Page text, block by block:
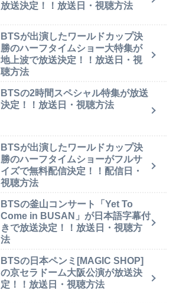
放送決定！！放送日・視聴方法
BTSが出演したワールドカップ決
勝のハーフタイムショー大特集が
地上波で放送決定！！放送日・視
聴方法
BTSの2時間スペシャル特集が放送
決定！！放送日・視聴方法
BTSが出演したワールドカップ決
勝のハーフタイムショーがフルサ
イズで無料配信決定！！配信日・
視聴方法
BTSの釜山コンサート「Yet To
Come in BUSAN」が日本語字幕付
きで放送決定！！放送日・視聴方
法
BTSの日本ペンミ[MAGIC SHOP]
の京セラドーム大阪公演が放送決
定！！放送日・視聴方法